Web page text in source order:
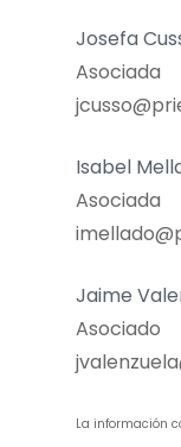
Josefa
Asociada
Isabel
Asociada
Jaime
Asociado
La información